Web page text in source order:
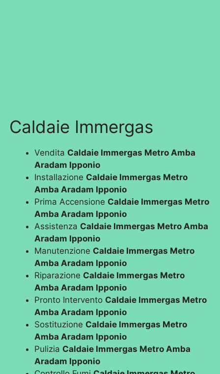
Caldaie Immergas
Vendita Caldaie Immergas Metro Amba
Aradam Ipponio
Installazione Caldaie Immergas Metro
Amba Aradam Ipponio
Prima Accensione Caldaie Immergas Metro
Amba Aradam Ipponio
Assistenza Caldaie Immergas Metro Amba
Aradam Ipponio
Manutenzione Caldaie Immergas Metro
Amba Aradam Ipponio
Riparazione Caldaie Immergas Metro
Amba Aradam Ipponio
Pronto Intervento Caldaie Immergas Metro
Amba Aradam Ipponio
Sostituzione Caldaie Immergas Metro
Amba Aradam Ipponio
Pulizia Caldaie Immergas Metro Amba
Aradam Ipponio